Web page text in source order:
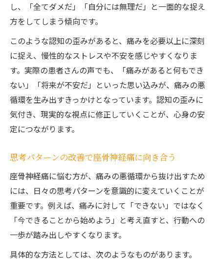
し、「全てダメだ」「自分には無理だ」と一面的な捉え
方をしてしまう傾向です。
このような認知の歪みがあると、痛みを必要以上に深刻
に捉え、慢性的なストレスや不安を感じやすくなりま
す。実際の患者さんの声でも、「痛みがあると何もでき
ない」「将来が不安だ」といった思い込みが、痛みの悪
循環を生み出すきっかけとなっています。認知の歪みに
気付き、現実的な視点に修正していくことが、心身の安
定につながります。
思考パターンの改善で座骨神経痛に向き合う
座骨神経痛に悩む方が、痛みの悪循環から抜け出すため
には、日々の思考パターンを意識的に変えていくことが
重要です。例えば、痛みに対して「できない」ではなく
「今できることから始めよう」と考え直すと、行動への
一歩が踏み出しやすくなります。
具体的な方法としては、次のようなものがあります。